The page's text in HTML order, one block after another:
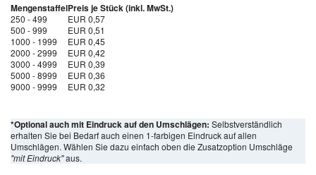
MengenstaffelPreis je Stück (inkl. MwSt.)
250 - 499
EUR 0,57
500 - 999
EUR 0,51
1000 - 1999
EUR 0,45
2000 - 2999
EUR 0,42
3000 - 4999
EUR 0,39
5000 - 8999
EUR 0,36
9000 - 9999
EUR 0,32
*Optional auch mit Eindruck auf den Umschlägen: Selbstverständlich
erhalten Sie bei Bedarf auch einen 1-farbigen Eindruck auf allen
Umschlägen. Wählen Sie dazu einfach oben die Zusatzoption Umschläge
"mit Eindruck"aus.